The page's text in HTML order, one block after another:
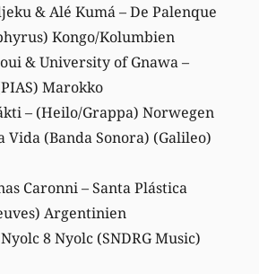
& Alé Kumá – De Palenque
Kongo/Kolumbien
& University of Gnawa –
Marokko
– (Heilo/Grappa) Norwegen
Vida (Banda Sonora) (Galileo)
Caronni – Santa Plástica
Argentinien
8 Nyolc (SNDRG Music)